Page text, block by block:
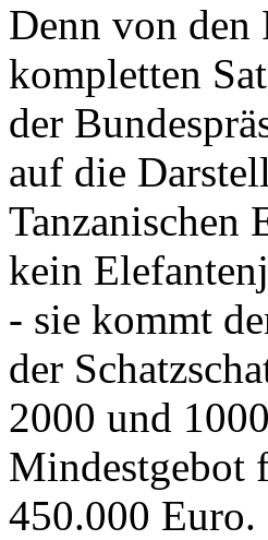
Denn von den
kompletten
der
auf die
Tanzanischen
kein
- sie kommt
der
2000 und
Mindestgebot
450.000 Euro.